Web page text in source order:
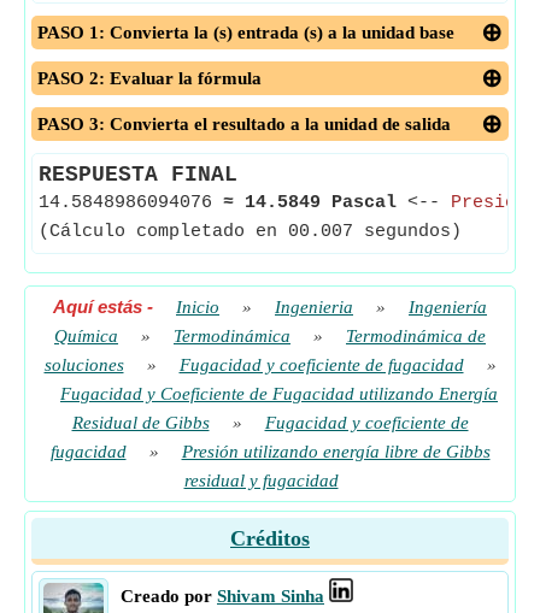
PASO 1: Convierta la (s) entrada (s) a la unidad base
PASO 2: Evaluar la fórmula
PASO 3: Convierta el resultado a la unidad de salida
RESPUESTA FINAL
14.5848986094076 ≈ 14.5849 Pascal <-- Presión
(Cálculo completado en 00.007 segundos)
Aquí estás - Inicio » Ingenieria »
Ingeniería
Química
» Termodinámica »
Termodinámica de
soluciones
» Fugacidad y coeficiente de fugacidad
»
Fugacidad y Coeficiente de Fugacidad utilizando Energía
Residual de Gibbs
»
Fugacidad y coeficiente de
fugacidad
»
Presión utilizando energía libre de Gibbs
residual y fugacidad
Créditos
Creado por Shivam Sinha